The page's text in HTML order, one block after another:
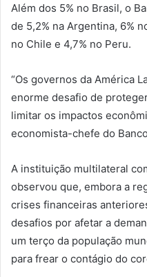
Além dos 5% no Brasil, o
de 5,2% na Argentina, 6%
no Chile e 4,7% no Peru.
“Os governos da América
enorme desafio de
limitar os impactos
economista-chefe do
A instituição multilateral
observou que, embora a
crises financeiras
desafios por afetar a
um terço da população
para frear o contágio do